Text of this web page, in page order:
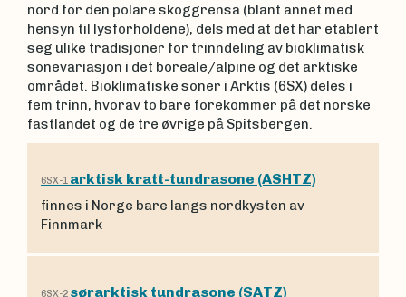
nord for den polare skoggrensa (blant annet med
hensyn til lysforholdene), dels med at det har etablert
seg ulike tradisjoner for trinndeling av bioklimatisk
sonevariasjon i det boreale/alpine og det arktiske
området. Bioklimatiske soner i Arktis (6SX) deles i
fem trinn, hvorav to bare forekommer på det norske
fastlandet og de tre øvrige på Spitsbergen.
6SX-1 arktisk kratt-tundrasone (ASHTZ)
finnes i Norge bare langs nordkysten av
Finnmark
6SX-2 sørarktisk tundrasone (SATZ)